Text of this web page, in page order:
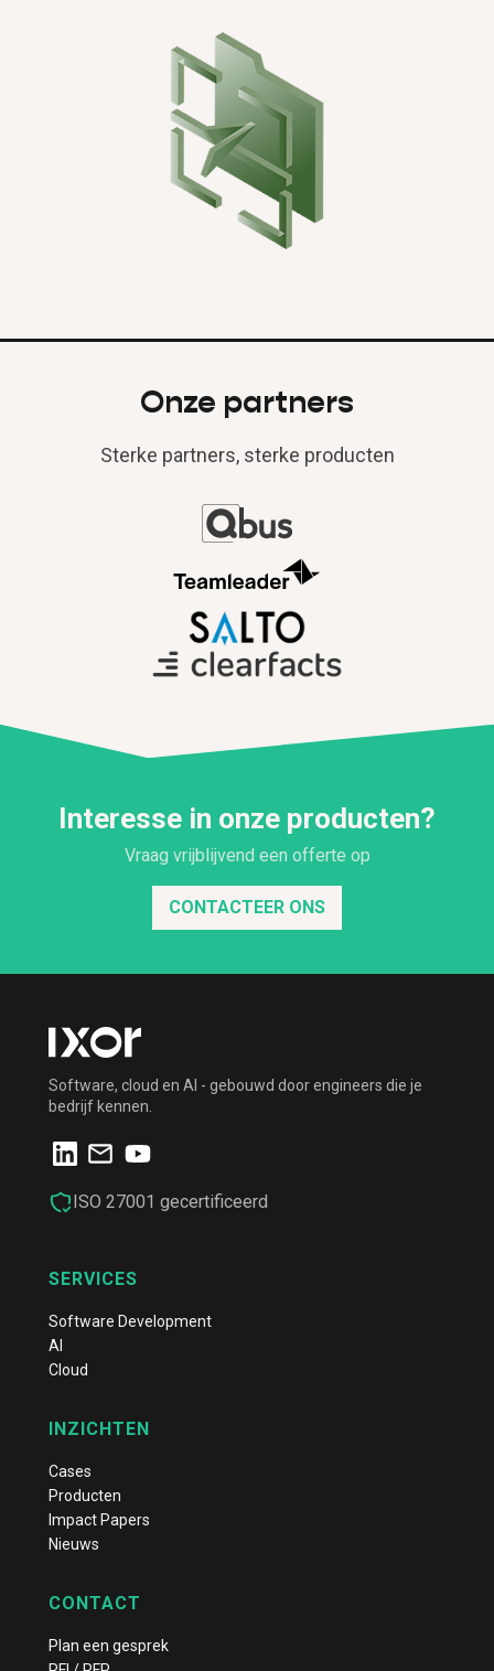
Onze partners
Sterke partners, sterke producten
Interesse in onze producten?
Vraag vrijblijvend een offerte op
CONTACTEER ONS
Software, cloud en AI - gebouwd door engineers die je
bedrijf kennen.
ISO 27001 gecertificeerd
SERVICES
Software Development
AI
Cloud
INZICHTEN
Cases
Producten
Impact Papers
Nieuws
CONTACT
Plan een gesprek